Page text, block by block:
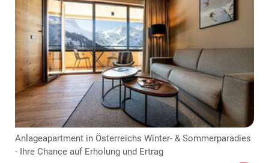
Anlageapartment in Österreichs Winter- & Sommerparadies
- Ihre Chance auf Erholung und Ertrag